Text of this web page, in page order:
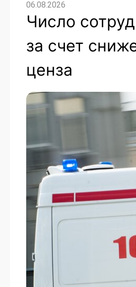
06.08.2026
Число
за счет
ценза